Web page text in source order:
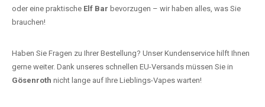
oder eine praktische Elf Bar bevorzugen – wir haben alles, was Sie
brauchen!
Haben Sie Fragen zu Ihrer Bestellung? Unser Kundenservice hilft Ihnen
gerne weiter. Dank unseres schnellen EU-Versands müssen Sie in
Gösenroth nicht lange auf Ihre Lieblings-Vapes warten!